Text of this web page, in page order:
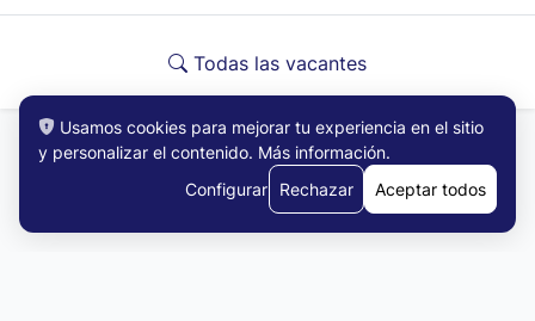
Todas las vacantes
Usamos cookies para mejorar tu experiencia en el sitio
y personalizar el contenido. Más información.
Configurar
Rechazar Aceptar todos